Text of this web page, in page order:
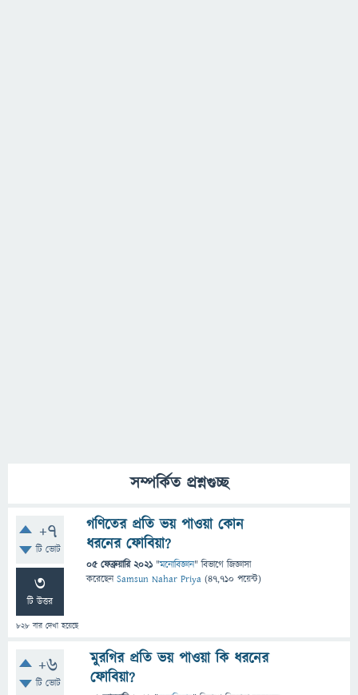
সম্পর্কিত প্রশ্নগুচ্ছ
+7
টি ভোট
3
টি উত্তর
828 বার দেখা হয়েছে
গণিতের প্রতি ভয় পাওয়া কোন
ধরনের ফোবিয়া?
05 ফেব্রুয়ারি 2021 "মনোবিজ্ঞান" বিভাগে জিজ্ঞাসা
করেছেনSamsun Nahar Priya (47,710 পয়েন্ট)
+6
টি ভোট
মুরগির প্রতি ভয় পাওয়া কি ধরনের
ফোবিয়া?